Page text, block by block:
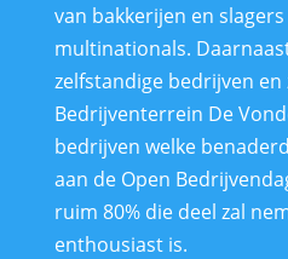
van bakkerijen en
multinationals.
zelfstandige bedrijven en
Bedrijventerrein De
bedrijven welke
aan de Open
ruim 80% die deel zal
enthousiast is.